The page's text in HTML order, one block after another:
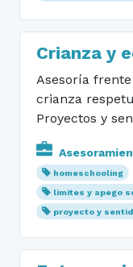
Crianza y
Asesoría
crianza
Proyectos y
homeschooling
limites y apego
proyecto y